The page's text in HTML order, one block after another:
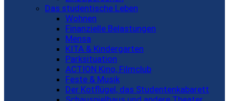
Das studentische Leben
Wohnen
Finanzielle Belastungen
Mensa
KITA & Kindergarten
Parksituation
ACTION Kino, Filmclub
Feste & Musik
Der Kotflügel, das Studentenkabarett